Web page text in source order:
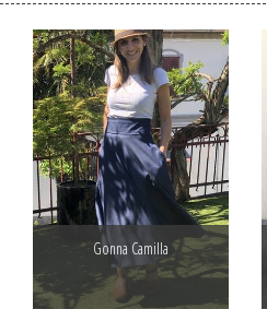
Gonna Camilla